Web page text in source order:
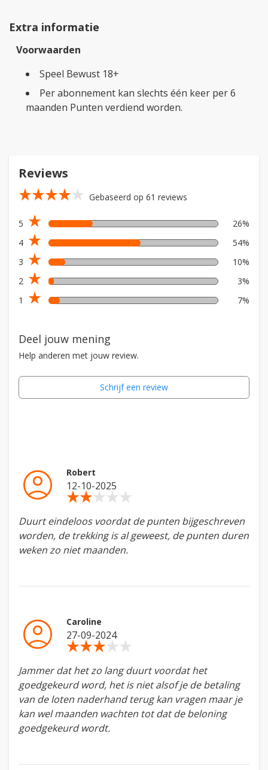
Extra informatie
Voorwaarden
Speel Bewust 18+
Per abonnement kan slechts één keer per 6
maanden Punten verdiend worden.
Reviews
star_ratestar_ratestar_ratestar_ratestar_rate Gebaseerd op 61 reviews
5 star_rate
26%
4 star_rate
54%
3 star_rate
10%
2 star_rate
3%
1
star_rate 7%
Deel jouw mening
Help anderen met jouw review.
Schrijf een review
account_circle Robert
12-10-2025
star_ratestar_ratestar_ratestar_ratestar_rate
Duurt eindeloos voordat de punten bijgeschreven
worden, de trekking is al geweest, de punten duren
weken zo niet maanden.
account_circle Caroline
27-09-2024
star_ratestar_ratestar_ratestar_ratestar_rate
Jammer dat het zo lang duurt voordat het
goedgekeurd word, het is niet alsof je de betaling
van de loten naderhand terug kan vragen maar je
kan wel maanden wachten tot dat de beloning
goedgekeurd wordt.